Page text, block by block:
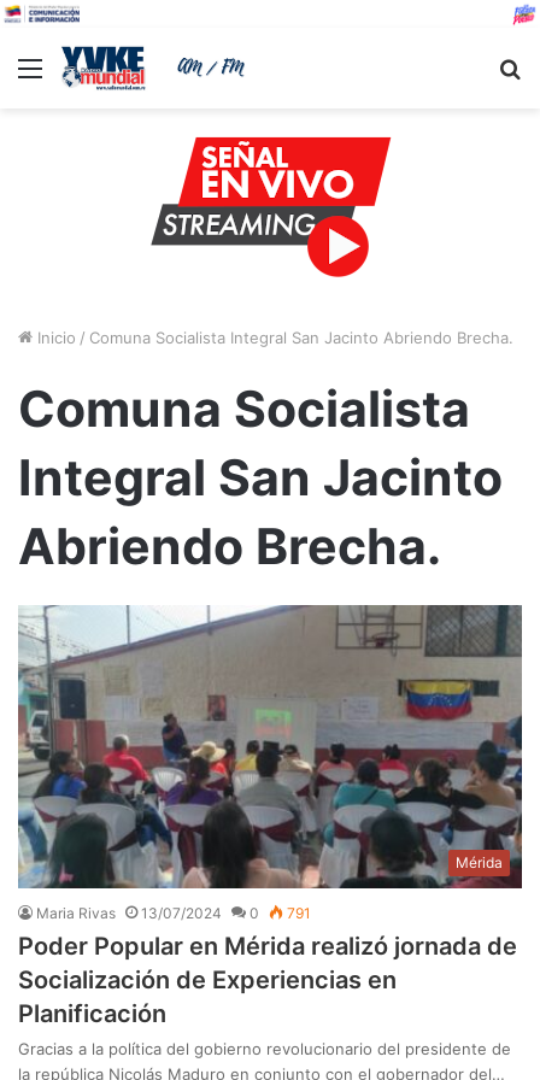
Menu
Inicio / Comuna Socialista Integral San Jacinto Abriendo Brecha.
Comuna Socialista
Integral San Jacinto
Abriendo Brecha.
Mérida
Maria Rivas 13/07/2024 0 791
Poder Popular en Mérida realizó jornada de
Socialización de Experiencias en
Planificación
Gracias a la política del gobierno revolucionario del presidente de
la república Nicolás Maduro en conjunto con el gobernador del…